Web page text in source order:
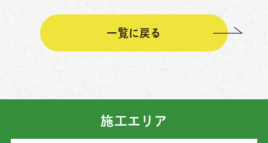
一覧に戻る
施工エリア